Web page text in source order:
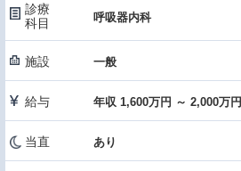
診療
科目
呼吸器内科
施設 一般
給与 年収 1,600万円 ～ 2,000万円
当直 あり